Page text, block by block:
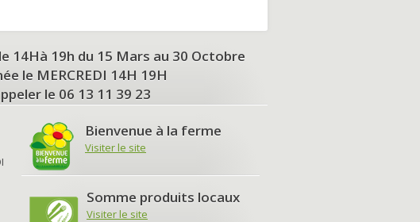
14Hà 19h du 15 Mars au 30 Octobre
le MERCREDI 14H 19H
le 06 13 11 39 23
Bienvenue à la ferme
Visiter le site
Somme produits locaux
Visiter le site